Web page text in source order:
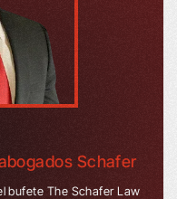
Schafer
bufete The Schafer Law